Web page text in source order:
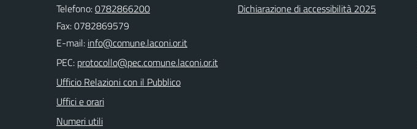
Telefono:0782866200
Fax: 0782869579
E-mail:
PEC:
Ufficio Relazioni con il Pubblico
Uffici e orari
Numeri utili
Dichiarazione di accessibilità 2025